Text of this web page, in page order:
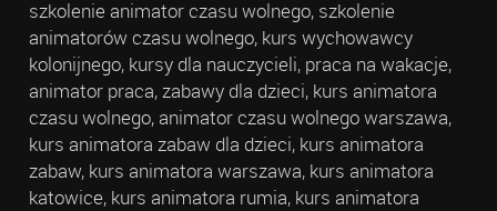
szkolenie animator czasu wolnego, szkolenie
animatorów czasu wolnego, kurs wychowawcy
kolonijnego, kursy dla nauczycieli, praca na wakacje,
animator praca, zabawy dla dzieci, kurs animatora
czasu wolnego, animator czasu wolnego warszawa,
kurs animatora zabaw dla dzieci, kurs animatora
zabaw, kurs animatora warszawa, kurs animatora
katowice, kurs animatora rumia, kurs animatora